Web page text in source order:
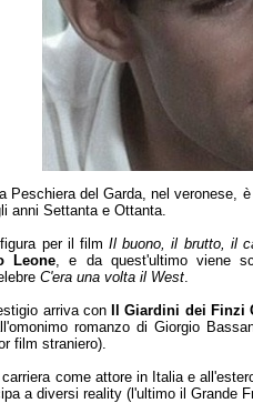
Peschiera del Garda, nel veronese,
anni Settanta e Ottanta.
per il film Il buono, il brutto, il
Leone, e da quest'ultimo viene
C'era una volta il West.
arriva con
Il Giardini dei Finzi
romanzo di Giorgio
film straniero).
come attore in Italia e
a diversi reality (l'ultimo il Grande